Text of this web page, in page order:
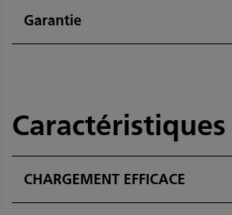
Garantie
Caractéristiques
CHARGEMENT EFFICACE